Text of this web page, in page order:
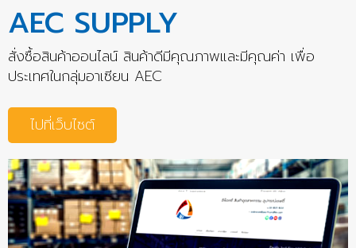
AEC SUPPLY
สั่งซื้อสินค้าออนไลน์ สินค้าดีมีคุณภาพและมีคุณค่า เพื่อ
ประเทศในกลุ่มอาเซียน AEC
ไปที่เว็บไซต์